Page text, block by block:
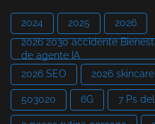
2024 2025
2026
2026 2030 accidente
de agente IA
2026 SEO
2026 skincare
503020 6G 7 Ps